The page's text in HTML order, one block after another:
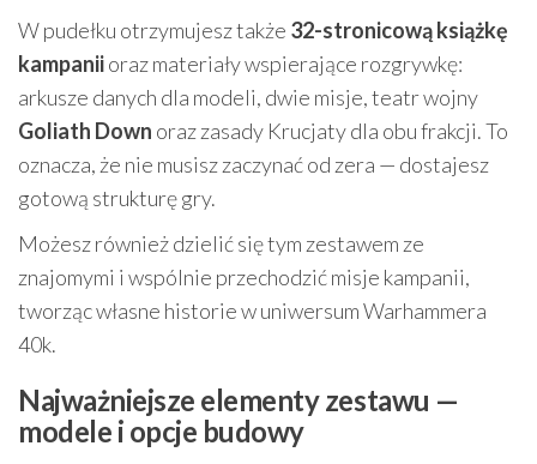
W pudełku otrzymujesz także 32-stronicową książkę
kampaniioraz materiały wspierające rozgrywkę:
arkusze danych dla modeli, dwie misje, teatr wojny
Goliath Down oraz zasady Krucjaty dla obu frakcji. To
oznacza, że nie musisz zaczynać od zera — dostajesz
gotową strukturę gry.
Możesz również dzielić się tym zestawem ze
znajomymi i wspólnie przechodzić misje kampanii,
tworząc własne historie w uniwersum Warhammera
40k.
Najważniejsze elementy zestawu —
modele i opcje budowy